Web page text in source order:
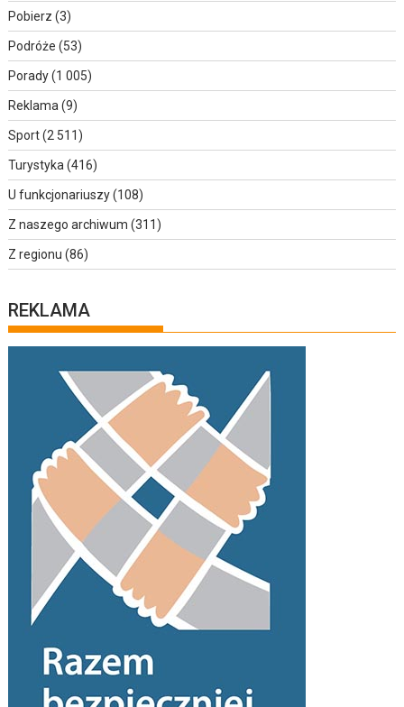
Pobierz (3)
Podróże (53)
Porady(1 005)
Reklama (9)
Sport(2 511)
Turystyka (416)
U funkcjonariuszy(108)
Z naszego archiwum (311)
Z regionu (86)
REKLAMA